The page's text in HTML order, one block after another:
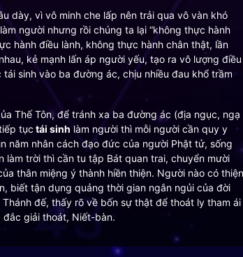
dày, vì vô minh che lấp nên trải qua vô vàn khó
người nhưng rồi chúng ta lại “không thực hành
hành điều lành, không thực hành chân thật, lần
kẻ mạnh lấn áp người yếu, tạo ra vô lượng điều
tái sinh vào ba đường ác, chịu nhiều đau khổ trầm
Thế Tôn, để tránh xa ba đường ác (địa ngục, ngạ
tục tái sinh làm người thì mỗi người cần quy y
năm nhân cách đạo đức của người Phật tử, sống
làm trời thì cần tu tập Bát quan trai, chuyển mười
thân miệng ý thành hiền thiện. Người nào có thiện
biết tận dụng quảng thời gian ngắn ngủi của đời
đế, thấy rõ về bốn sự thật để thoát ly tham ái
đắc giải thoát, Niết-bàn.